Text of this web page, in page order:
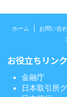
ホーム お問い合
お役立ちリンク
金融庁
日本取引所